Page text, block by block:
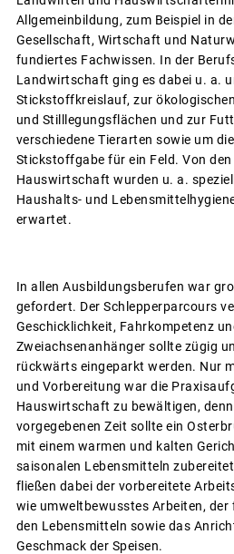
Allgemeinbildung, zum Beispiel in
Gesellschaft, Wirtschaft und
fundiertes Fachwissen. In der
Landwirtschaft ging es dabei u. a.
Stickstoffkreislauf, zur
und Stilllegungsflächen und zur
verschiedene Tierarten sowie um
Stickstoffgabe für ein Feld. Von
Hauswirtschaft wurden u. a.
Haushalts- und
erwartet.
In allen Ausbildungsberufen war
gefordert. Der Schlepperparcours
Geschicklichkeit, Fahrkompetenz
Zweiachsenanhänger sollte zügig
rückwärts eingeparkt werden. Nur
und Vorbereitung war die
Hauswirtschaft zu bewältigen,
vorgegebenen Zeit sollte ein
mit einem warmen und kalten
saisonalen Lebensmitteln
fließen dabei der vorbereitete
wie umweltbewusstes Arbeiten,
den Lebensmitteln sowie das
Geschmack der Speisen.